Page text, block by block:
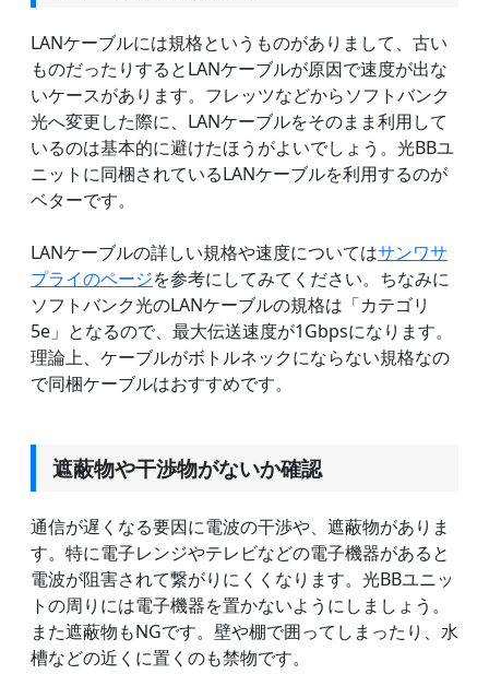
LANケーブルには規格というものがありまして、古い
ものだったりするとLANケーブルが原因で速度が出な
いケースがあります。フレッツなどからソフトバンク
光へ変更した際に、LANケーブルをそのまま利用して
いるのは基本的に避けたほうがよいでしょう。光BBユ
ニットに同梱されているLANケーブルを利用するのが
ベターです。
LANケーブルの詳しい規格や速度についてはサンワサ
プライのページを参考にしてみてください。ちなみに
ソフトバンク光のLANケーブルの規格は「カテゴリ
5e」となるので、最大伝送速度が1Gbpsになります。
理論上、ケーブルがボトルネックにならない規格なの
で同梱ケーブルはおすすめです。
遮蔽物や干渉物がないか確認
通信が遅くなる要因に電波の干渉や、遮蔽物がありま
す。特に電子レンジやテレビなどの電子機器があると
電波が阻害されて繋がりにくくなります。光BBユニッ
トの周りには電子機器を置かないようにしましょう。
また遮蔽物もNGです。壁や棚で囲ってしまったり、水
槽などの近くに置くのも禁物です。